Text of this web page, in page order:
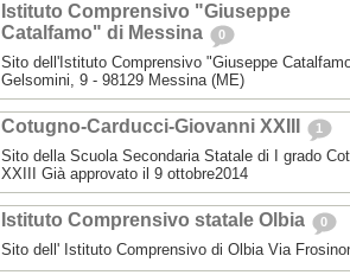
Istituto Comprensivo "Giuseppe
Catalfamo" di Messina
0
Sito dell'Istituto Comprensivo "Giuseppe
Gelsomini, 9 - 98129 Messina (ME)
Cotugno-Carducci-Giovanni XXIII 1
Sito della Scuola Secondaria Statale di I grado
XXIII Già approvato il 9 ottobre2014
Istituto Comprensivo statale Olbia 0
Sito dell' Istituto Comprensivo di Olbia Via